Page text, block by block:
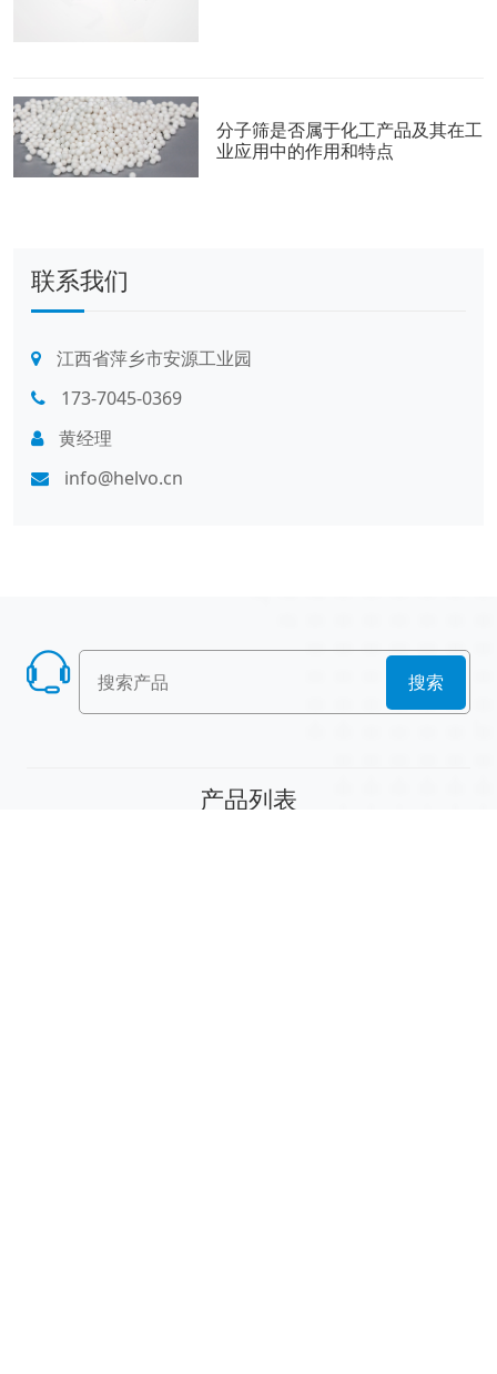
分子筛是否属于化工产品及其在工
业应用中的作用和特点
联系我们
江西省萍乡市安源工业园
173-7045-0369
黄经理
info@helvo.cn
搜索
产品列表